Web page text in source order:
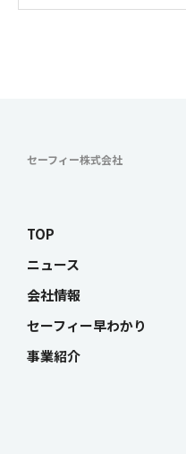
セーフィー株式会社
TOP
ニュース
会社情報
セーフィー早わかり
事業紹介